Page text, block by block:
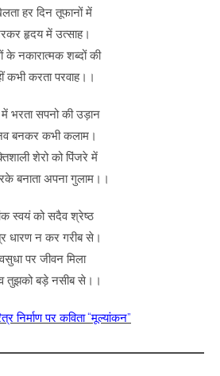
हर दिन तूफानों में
हृदय में उत्साह।
के नकारात्मक शब्दों की
कभी करता परवाह।।
भरता सपनो की उड़ान
बनकर कभी कलाम।
शेरो को पिंजरे में
बनाता अपना गुलाम।।
स्वयं को सदैव श्रेष्ठ
धारण न कर गरीब से।
पर जीवन मिला
तुझको बड़े नसीब से।।
निर्माण पर कविता “मूल्यांकन”